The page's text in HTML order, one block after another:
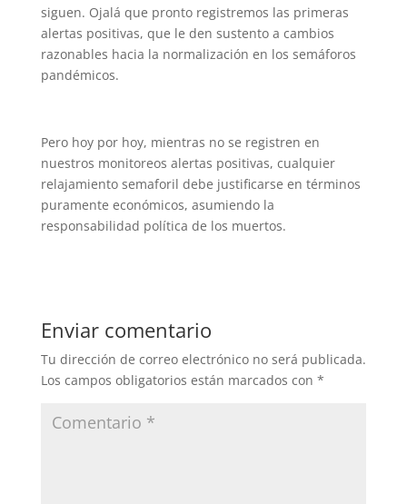
siguen. Ojalá que pronto registremos las primeras
alertas positivas, que le den sustento a cambios
razonables hacia la normalización en los semáforos
pandémicos.
Pero hoy por hoy, mientras no se registren en
nuestros monitoreos alertas positivas, cualquier
relajamiento semaforil debe justificarse en términos
puramente económicos, asumiendo la
responsabilidad política de los muertos.
Enviar comentario
Tu dirección de correo electrónico no será publicada.
Los campos obligatorios están marcados con *